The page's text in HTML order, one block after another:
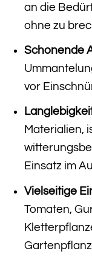
an die
ohne zu
Schonende
vor
Materialien,
Einsatz im
Vielseitige
Tomaten,